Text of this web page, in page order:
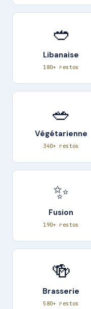
🥙
Libanaise
180+ restos
🥗
Végétarienne
340+ restos
✨
Fusion
190+ restos
🍻
Brasserie
580+ restos